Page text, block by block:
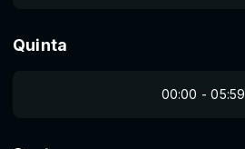
Quinta
00:00 - 05:59